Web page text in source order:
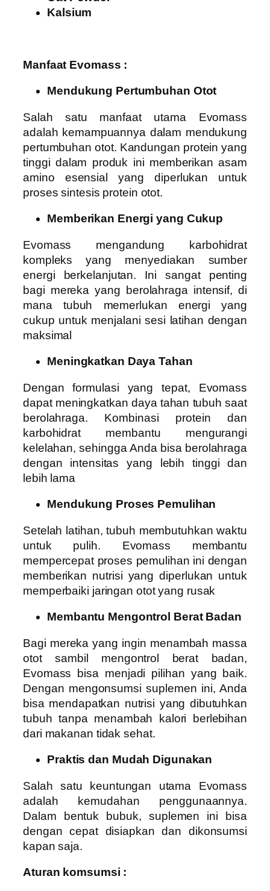
Kalsium
Manfaat Evomass :
Mendukung Pertumbuhan Otot
Salah satu manfaat utama Evomass
adalah kemampuannya dalam mendukung
pertumbuhan otot. Kandungan protein yang
tinggi dalam produk ini memberikan asam
amino esensial yang diperlukan untuk
proses sintesis protein otot.
Memberikan Energi yang Cukup
Evomass mengandung karbohidrat
kompleks yang menyediakan sumber
energi berkelanjutan. Ini sangat penting
bagi mereka yang berolahraga intensif, di
mana tubuh memerlukan energi yang
cukup untuk menjalani sesi latihan dengan
maksimal
Meningkatkan Daya Tahan
Dengan formulasi yang tepat, Evomass
dapat meningkatkan daya tahan tubuh saat
berolahraga. Kombinasi protein dan
karbohidrat membantu mengurangi
kelelahan, sehingga Anda bisa berolahraga
dengan intensitas yang lebih tinggi dan
lebih lama
Mendukung Proses Pemulihan
Setelah latihan, tubuh membutuhkan waktu
untuk pulih. Evomass membantu
mempercepat proses pemulihan ini dengan
memberikan nutrisi yang diperlukan untuk
memperbaiki jaringan otot yang rusak
Membantu Mengontrol Berat Badan
Bagi mereka yang ingin menambah massa
otot sambil mengontrol berat badan,
Evomass bisa menjadi pilihan yang baik.
Dengan mengonsumsi suplemen ini, Anda
bisa mendapatkan nutrisi yang dibutuhkan
tubuh tanpa menambah kalori berlebihan
dari makanan tidak sehat.
Praktis dan Mudah Digunakan
Salah satu keuntungan utama Evomass
adalah kemudahan penggunaannya.
Dalam bentuk bubuk, suplemen ini bisa
dengan cepat disiapkan dan dikonsumsi
kapan saja.
Aturan komsumsi :